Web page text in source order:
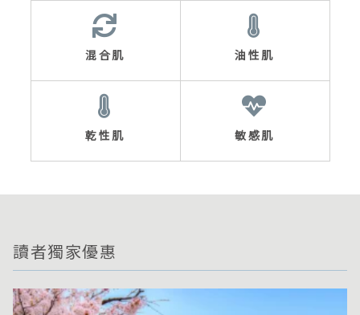
混合肌 油性肌
乾性肌 敏感肌
讀者獨家優惠